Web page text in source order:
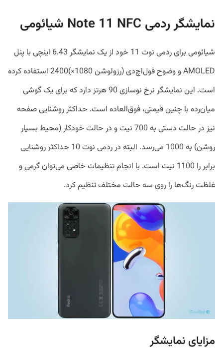
نمایشگر ردمی Note 11 NFC شیائومی
شیائومی برای ردمی نوت 11 خود از یک نمایشگر 6.43 اینچی با پنل
AMOLED و وضوح فول‌اچ‌دی (رزولوشن 1080×)2400 استفاده کرده
است. این نمایشگر نرخ نوسازی 90 هرتز دارد که برای یک گوشی
میان‌رده با چنین قیمتی، فوق‌العاده است. حداکثر روشنایی صفحه
نیز در حالت دستی به 700 نیت و در حالت خودکار (محیط بسیار
روشن) به 1000 می‌رسد. البته در ردمی نوت 10 حداکثر روشنایی
برابر را 1100 نیت است. با انجام تنظیمات خاصی می‌توان گرمی و
غلظت رنگ‌ها را روی سه حالت مختلف تنظیم کرد.
مزایای نمایشگر